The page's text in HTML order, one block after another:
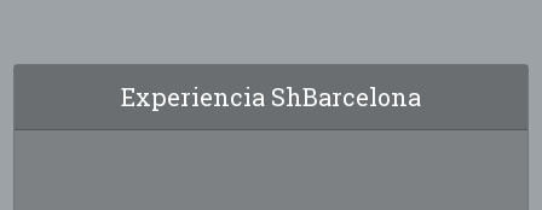
Experiencia ShBarcelona